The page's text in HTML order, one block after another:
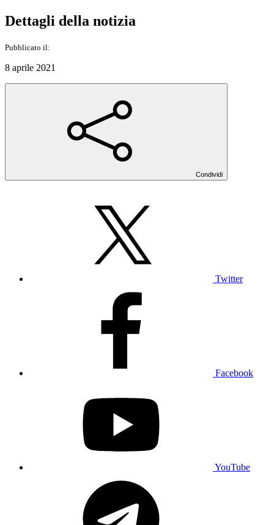
Dettagli della notizia
Pubblicato il:
8 aprile 2021
Condividi
Twitter
Facebook
YouTube